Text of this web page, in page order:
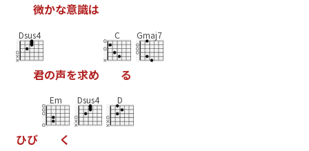
微かな意識は
Dsus4
君の声を求め
C
る
Gmaj7
ひび
Em
く
Dsus4 D